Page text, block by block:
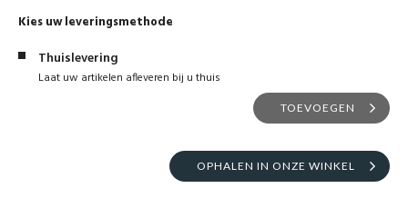
Kies uw leveringsmethode
Thuislevering
Laat uw artikelen afleveren bij u thuis
TOEVOEGEN
OPHALEN IN ONZE WINKEL